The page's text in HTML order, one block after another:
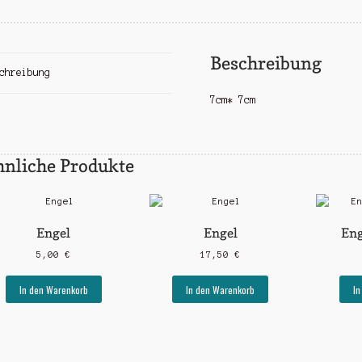
Beschreibung
7cm* 7cm
Produkte
Engel
5,00€
In den Warenkorb
Engel
17,50€
In den Warenkorb